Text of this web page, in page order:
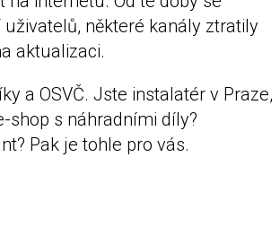
některé kanály ztratily
aktualizaci.
a OSVČ. Jste instalatér v Praze,
shop s náhradními díly?
Pak je tohle pro vás.